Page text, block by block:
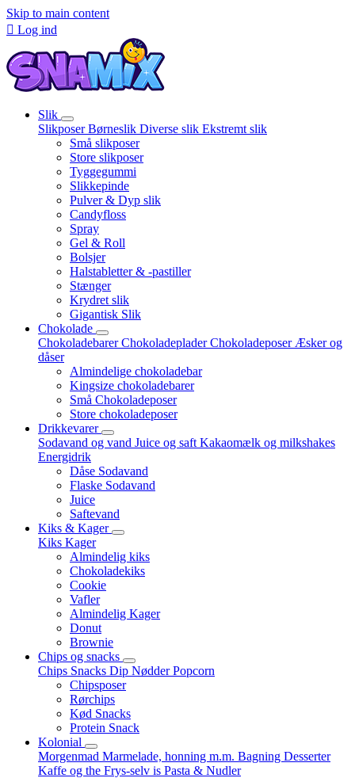
Skip to main content
 Log ind
Slik
SlikposerBørneslik Diverse slik Ekstremt slik
Små slikposer
Store slikposer
Tyggegummi
Slikkepinde
Pulver & Dyp slik
Candyfloss
Spray
Gel & Roll
Bolsjer
Halstabletter & -pastiller
Stænger
Krydret slik
Gigantisk Slik
Chokolade
ChokoladebarerChokoladepladerChokoladeposer Æsker og
dåser
Almindelige chokoladebar
Kingsize chokoladebarer
Små Chokoladeposer
Store chokoladeposer
Drikkevarer
Sodavand og vand Juice og saft Kakaomælk og milkshakes
Energidrik
Dåse Sodavand
Flaske Sodavand
Juice
Saftevand
Kiks & Kager
Kiks Kager
Almindelig kiks
Chokoladekiks
Cookie
Vafler
Almindelig Kager
Donut
Brownie
Chips og snacks
Chips Snacks Dip NødderPopcorn
Chipsposer
Rørchips
Kød Snacks
Protein Snack
Kolonial
Morgenmad Marmelade, honning m.m. Bagning Desserter
Kaffe og the Frys-selv is Pasta & Nudler